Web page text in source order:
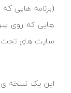
(برنامه هایی
هایی که روی
سایت های تحت